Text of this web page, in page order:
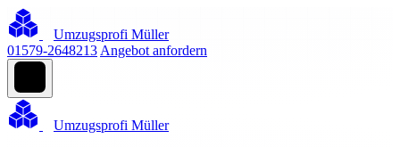
Umzugsprofi Müller
01579-2648213 Angebot anfordern
Umzugsprofi Müller